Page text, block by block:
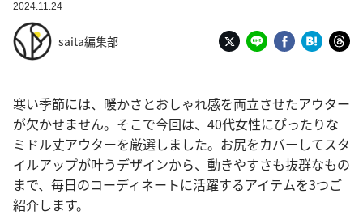
2024.11.24
saita編集部
寒い季節には、暖かさとおしゃれ感を両立させたアウター
が欠かせません。そこで今回は、40代女性にぴったりな
ミドル丈アウターを厳選しました。お尻をカバーしてスタ
イルアップが叶うデザインから、動きやすさも抜群なもの
まで、毎日のコーディネートに活躍するアイテムを3つご
紹介します。